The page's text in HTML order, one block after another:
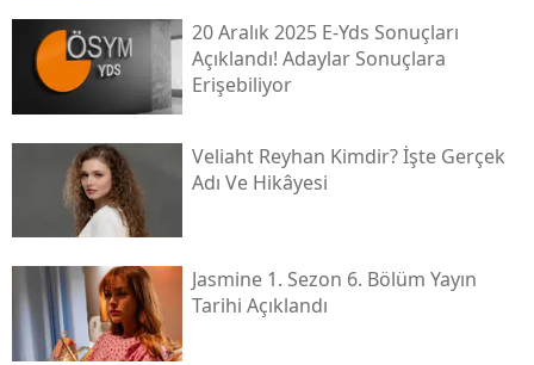
20 Aralık 2025 E-Yds Sonuçları
Açıklandı! Adaylar Sonuçlara
Erişebiliyor
Veliaht Reyhan Kimdir? İşte Gerçek
Adı Ve Hikâyesi
Jasmine 1. Sezon 6. Bölüm Yayın
Tarihi Açıklandı